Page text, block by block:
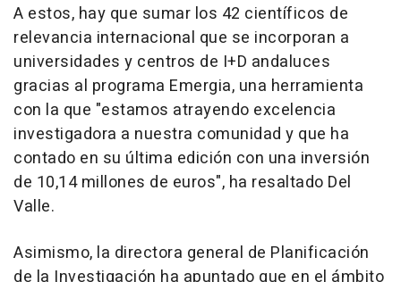
A estos, hay que sumar los 42 científicos de
relevancia internacional que se incorporan a
universidades y centros de I+D andaluces
gracias al programa Emergia, una herramienta
con la que "estamos atrayendo excelencia
investigadora a nuestra comunidad y que ha
contado en su última edición con una inversión
de 10,14 millones de euros", ha resaltado Del
Valle.
Asimismo, la directora general de Planificación
de la Investigación ha apuntado que en el ámbito